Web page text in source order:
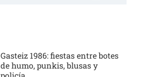
Gasteiz 1986: fiestas entre botes
de humo, punkis, blusas y